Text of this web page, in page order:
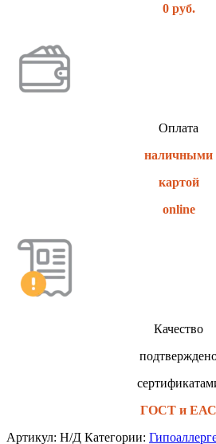
0 руб.
Оплата
наличными
картой
online
Качество
ГОСТ и ЕАС
Артикул: Н/Д Категории: